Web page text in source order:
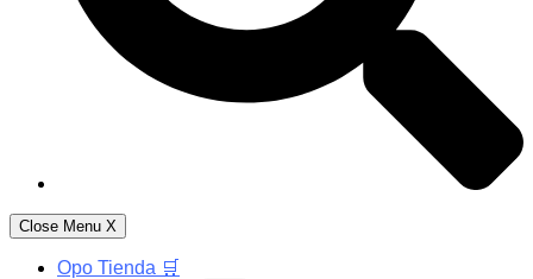
Close Menu X
Opo Tienda 🛒